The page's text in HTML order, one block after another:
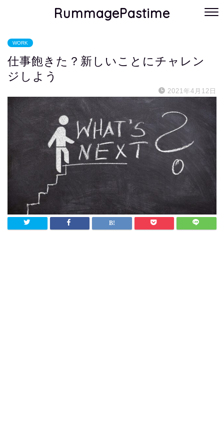
RummagePastime
WORK
仕事飽きた？新しいことにチャレン
ジしよう
2021年4月12日